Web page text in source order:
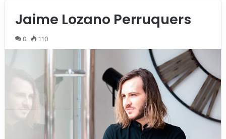
Jaime Lozano Perruquers
0 110